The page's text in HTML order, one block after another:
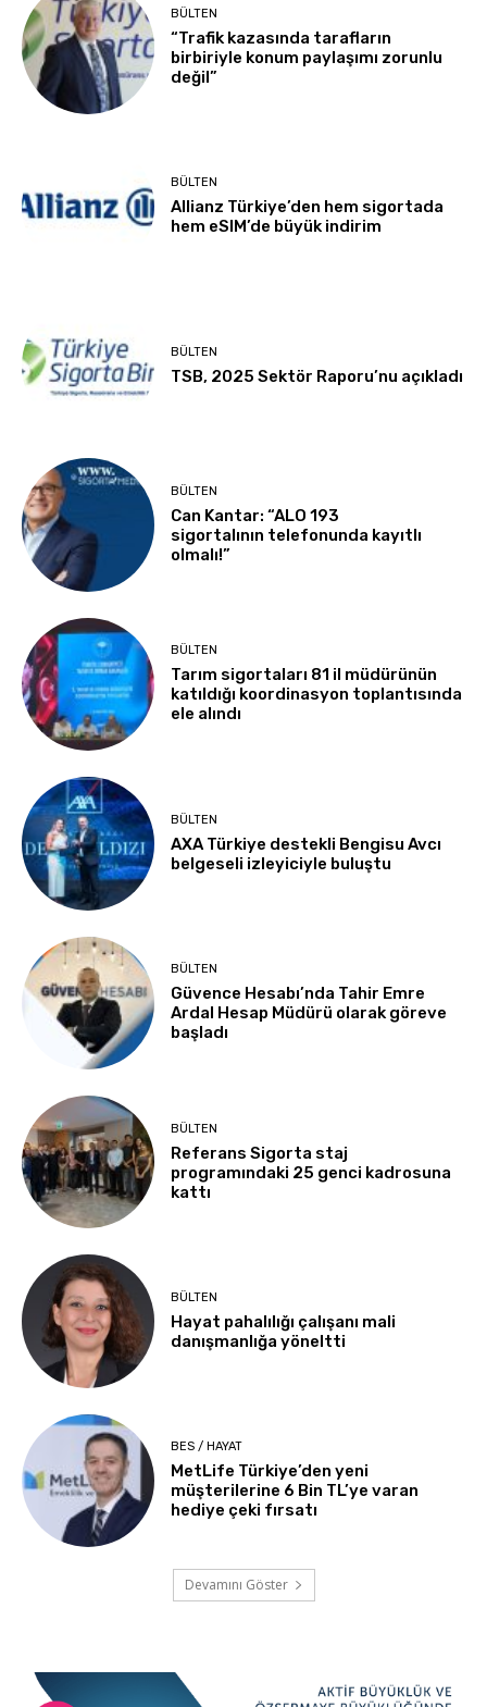
BÜLTEN
“Trafik kazasında tarafların
birbiriyle konum paylaşımı zorunlu
değil”
BÜLTEN
Allianz Türkiye’den hem sigortada
hem eSIM’de büyük indirim
BÜLTEN
TSB, 2025 Sektör Raporu’nu açıkladı
BÜLTEN
Can Kantar: “ALO 193
sigortalının telefonunda kayıtlı
olmalı!”
BÜLTEN
Tarım sigortaları 81 il müdürünün
katıldığı koordinasyon toplantısında
ele alındı
BÜLTEN
AXA Türkiye destekli Bengisu Avcı
belgeseli izleyiciyle buluştu
BÜLTEN
Güvence Hesabı’nda Tahir Emre
Ardal Hesap Müdürü olarak göreve
başladı
BÜLTEN
Referans Sigorta staj
programındaki 25 genci kadrosuna
kattı
BÜLTEN
Hayat pahalılığı çalışanı mali
danışmanlığa yöneltti
BES / HAYAT
MetLife Türkiye’den yeni
müşterilerine 6 Bin TL’ye varan
hediye çeki fırsatı
Devamını Göster